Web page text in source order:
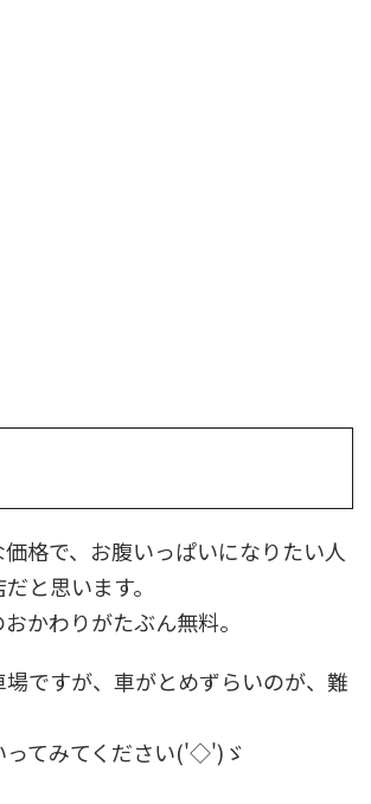
格で、お腹いっぱいになりたい人
と思います。
かわりがたぶん無料。
ですが、車がとめずらいのが、難
ってみてください('◇')ゞ